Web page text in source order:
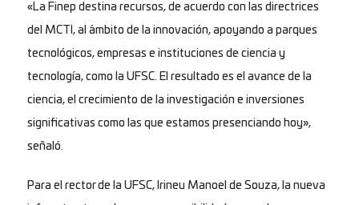
«La Finep destina recursos, de acuerdo con las directrices
del MCTI, al ámbito de la innovación, apoyando a parques
tecnológicos, empresas e instituciones de ciencia y
tecnología, como la UFSC. El resultado es el avance de la
ciencia, el crecimiento de la investigación e inversiones
significativas como las que estamos presenciando hoy»,
señaló.
Para el rector de la UFSC, Irineu Manoel de Souza, la nueva